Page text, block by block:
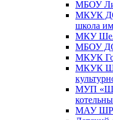
МБОУ
МКУК ДО
школа
МКУ
МБОУ ДО
МКУК
МКУК ШР
МУП
МАУ ШР